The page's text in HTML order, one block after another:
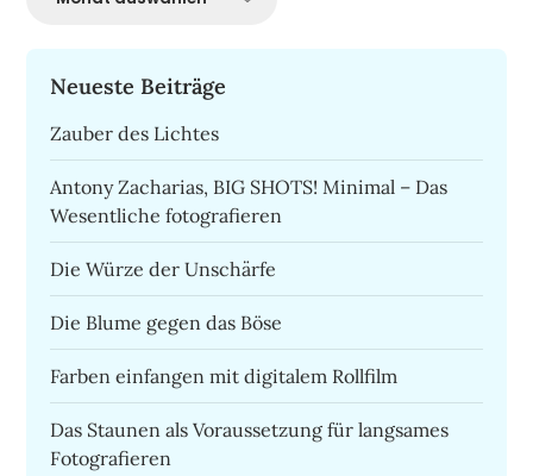
Neueste Beiträge
Zauber des Lichtes
Antony Zacharias, BIG SHOTS! Minimal – Das
Wesentliche fotografieren
Die Würze der Unschärfe
Die Blume gegen das Böse
Farben einfangen mit digitalem Rollfilm
Das Staunen als Voraussetzung für langsames
Fotografieren